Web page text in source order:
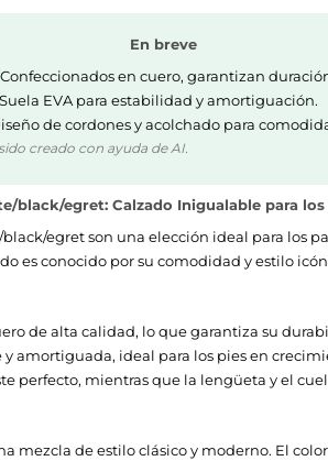
En breve
en cuero, garantizan
EVA para estabilidad y amortiguación.
de cordones y acolchado para
creado con ayuda de AI.
black/egret: Calzado Inigualable para los
egret son una elección ideal para los
es conocido por su comodidad y estilo
de alta calidad, lo que garantiza su
amortiguada, ideal para los pies en
perfecto, mientras que la lengüeta y el
mezcla de estilo clásico y moderno. El